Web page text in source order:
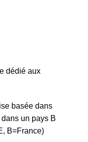
dédié aux
basée dans
un pays B
B=France)